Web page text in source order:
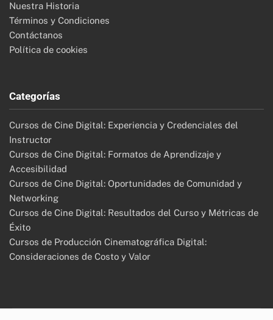
Nuestra Historia
Términos y Condiciones
Contáctanos
Política de cookies
Categorías
Cursos de Cine Digital: Experiencia y Credenciales del
Instructor
Cursos de Cine Digital: Formatos de Aprendizaje y
Accesibilidad
Cursos de Cine Digital: Oportunidades de Comunidad y
Networking
Cursos de Cine Digital: Resultados del Curso y Métricas de
Éxito
Cursos de Producción Cinematográfica Digital:
Consideraciones de Costo y Valor